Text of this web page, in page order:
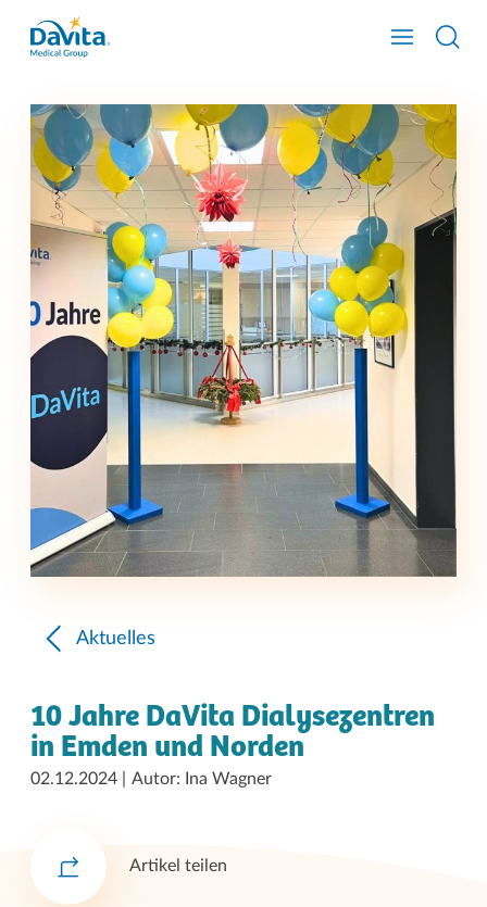
Aktuelles
10 Jahre DaVita Dialysezentren
in Emden und Norden
02.12.2024 Autor: Ina Wagner
Artikel teilen